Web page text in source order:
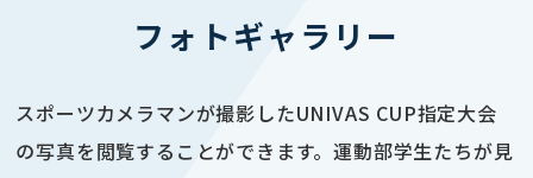
フォトギャラリー
スポーツカメラマンが撮影したUNIVAS CUP指定大会
の写真を閲覧することができます。運動部学生たちが見